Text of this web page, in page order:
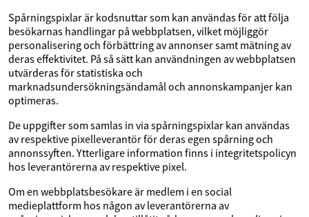
Spårningspixlar är kodsnuttar som kan användas för att följa
besökarnas handlingar på webbplatsen, vilket möjliggör
personalisering och förbättring av annonser samt mätning av
deras effektivitet. På så sätt kan användningen av webbplatsen
utvärderas för statistiska och
marknadsundersökningsändamål och annonskampanjer kan
optimeras.
De uppgifter som samlas in via spårningspixlar kan användas
av respektive pixelleverantör för deras egen spårning och
annonssyften. Ytterligare information finns i integritetspolicyn
hos leverantörerna av respektive pixel.
Om en webbplatsbesökare är medlem i en social
medieplattform hos någon av leverantörerna av